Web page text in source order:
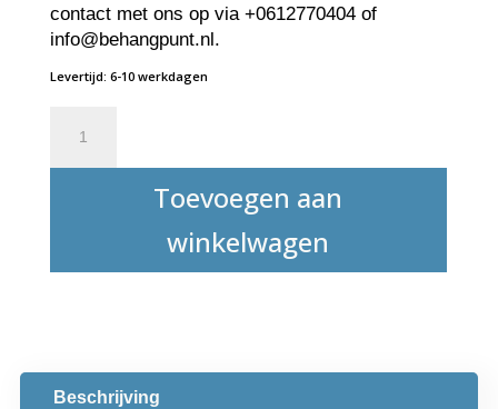
contact met ons op via +0612770404 of
info@behangpunt.nl.
Levertijd: 6-10 werkdagen
Glasweefsel-
6062
aantal
Toevoegen aan
winkelwagen
Beschrijving